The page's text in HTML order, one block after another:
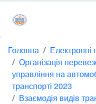
Головна
Електронні
Організація
управління на
транспорті 2023
Взаємодія видів